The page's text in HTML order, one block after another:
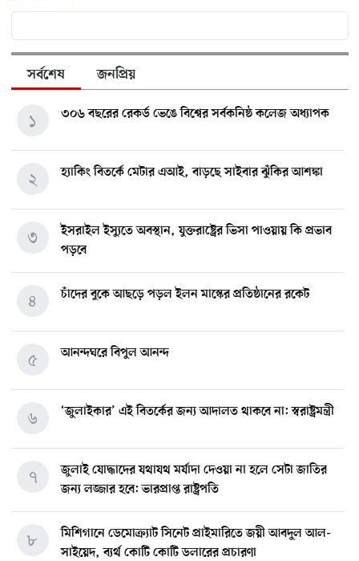
সর্বশেষ জনপ্রিয়
৩০৬ বছরের রেকর্ড ভেঙে বিশ্বের সর্বকনিষ্ঠ কলেজ অধ্যাপক
১
হ্যাকিং বিতর্কে মেটার এআই, বাড়ছে সাইবার ঝুঁকির আশঙ্কা
২
ইসরাইল ইস্যুতে অবস্থান, যুক্তরাষ্ট্রের ভিসা পাওয়ায় কি প্রভাব
পড়বে
৩
চাঁদের বুকে আছড়ে পড়ল ইলন মাস্কের প্রতিষ্ঠানের রকেট
৪
আনন্দঘরে বিপুল আনন্দ
৫
‘জুলাইকার’ এই বিতর্কের জন্য আদালত থাকবে না: স্বরাষ্ট্রমন্ত্রী
৬
জুলাই যোদ্ধাদের যথাযথ মর্যাদা দেওয়া না হলে সেটা জাতির
জন্য লজ্জার হবে: ভারপ্রাপ্ত রাষ্ট্রপতি
৭
মিশিগানে ডেমোক্র্যাট সিনেট প্রাইমারিতে জয়ী আবদুল আল-
সাইয়েদ, ব্যর্থ কোটি কোটি ডলারের প্রচারণা
৮